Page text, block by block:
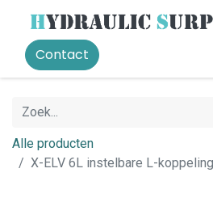
Contact
Alle producten
X-ELV 6L instelbare L-